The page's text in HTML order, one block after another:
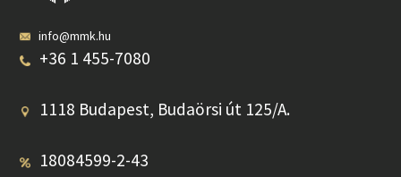
info@mmk.hu
+36 1 455-7080
1118 Budapest, Budaörsi út 125/A.
18084599-2-43